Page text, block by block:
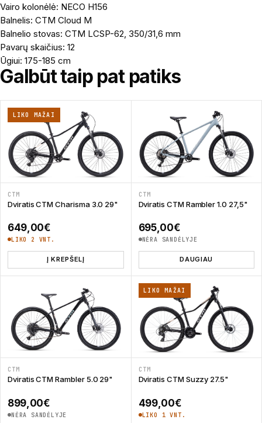
Vairo kolonėlė: NECO H156
Balnelis: CTM Cloud M
Balnelio stovas: CTM LCSP-62, 350/31,6 mm
Pavarų skaičius: 12
Ūgiui: 175-185 cm
Galbūt taip pat patiks
LIKO MAŽAI
CTM
Dviratis CTM Charisma 3.0 29"
649,00€
LIKO 2 VNT.
Į KREPŠELĮ
CTM
Dviratis CTM Rambler 1.0 27,5"
695,00€
NĖRA SANDĖLYJE
DAUGIAU
CTM
Dviratis CTM Rambler 5.0 29"
899,00€
NĖRA SANDĖLYJE
LIKO MAŽAI
CTM
Dviratis CTM Suzzy 27.5"
499,00€
LIKO 1 VNT.